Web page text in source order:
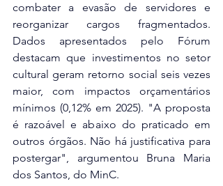
combater a evasão de servidores e
reorganizar cargos fragmentados.
Dados apresentados pelo Fórum
destacam que investimentos no setor
cultural geram retorno social seis vezes
maior, com impactos orçamentários
mínimos (0,12% em 2025). "A proposta
é razoável e abaixo do praticado em
outros órgãos. Não há justificativa para
postergar", argumentou Bruna Maria
dos Santos, do MinC.